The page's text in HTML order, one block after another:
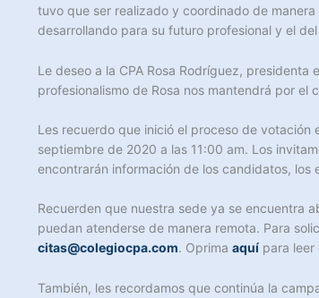
tuvo que ser realizado y coordinado de
desarrollando para su futuro profesional y el del
Le deseo a la CPA Rosa Rodríguez,
profesionalismo de Rosa nos mantendrá por el
Les recuerdo que inició el proceso de
septiembre de 2020 a las 11:00 am. Los
encontrarán información de los candidatos,
Recuerden que nuestra sede ya se encuentra
puedan atenderse de manera remota. Para
citas@colegiocpa.com. Oprima aquí para leer
También, les recordamos que continúa la